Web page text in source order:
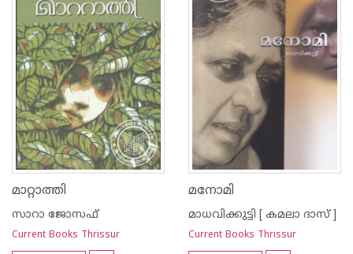
മാറ്റാത്തി
സാറാ ജോസഫ്
Current Books Thrissur
മനോമി
മാധവിക്കുട്ടി [ കമലാ ദാസ് ]
Current Books Thrissur